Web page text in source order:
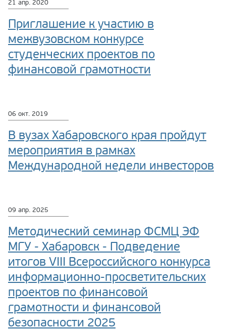
21 апр. 2020
Приглашение к участию в
межвузовском конкурсе
студенческих проектов по
финансовой грамотности
06 окт. 2019
В вузах Хабаровского края пройдут
мероприятия в рамках
Международной недели инвесторов
09 апр. 2025
Методический семинар ФСМЦ ЭФ
МГУ - Хабаровск - Подведение
итогов VIII Всероссийского конкурса
информационно-просветительских
проектов по финансовой
грамотности и финансовой
безопасности 2025